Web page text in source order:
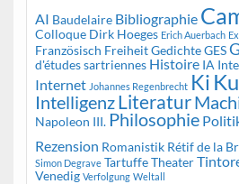
AI Baudelaire Bibliographie
Colloque Dirk Hoeges Erich Auerbach
Französisch FreiheitGedichteGES
d'études sartriennes Histoire IA
Internet Johannes Regenbrecht Ki
IntelligenzLiteratur
Napoleon III. Philosophie
Rezension Romanistik Rétif de la
Simon Degrave TartuffeTheater
Venedig Verfolgung Weltall